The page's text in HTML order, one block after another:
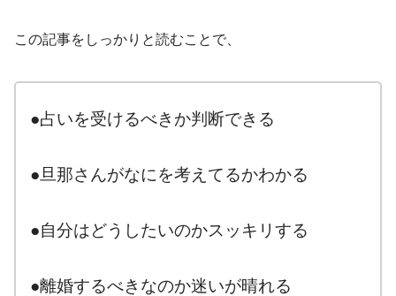
この記事をしっかりと読むことで、
●占いを受けるべきか判断できる
●旦那さんがなにを考えてるかわかる
●自分はどうしたいのかスッキリする
●離婚するべきなのか迷いが晴れる